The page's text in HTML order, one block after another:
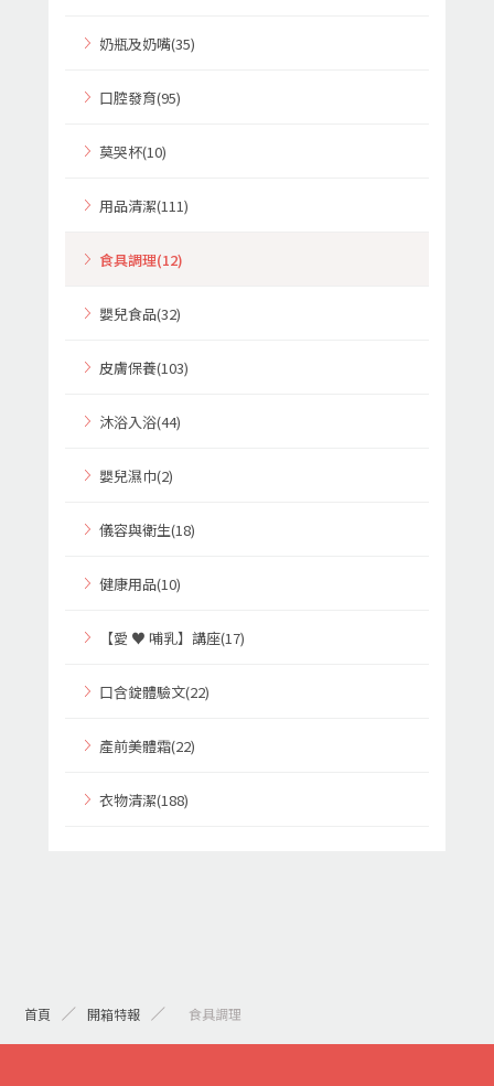
奶瓶及奶嘴(35)
口腔發育(95)
莫哭杯(10)
用品清潔(111)
食具調理(12)
嬰兒食品(32)
皮膚保養(103)
沐浴入浴(44)
嬰兒濕巾(2)
儀容與衛生(18)
健康用品(10)
【愛 ♥ 哺乳】講座(17)
口含錠體驗文(22)
產前美體霜(22)
衣物清潔(188)
首頁 開箱特報 > 食具調理